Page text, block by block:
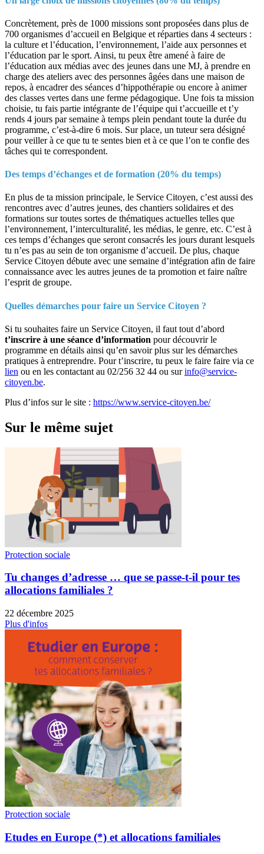
Concrètement, près de 1000 missions sont proposées dans plus de
700 organismes d’accueil en Belgique et réparties dans 4 secteurs :
la culture et l’éducation, l’environnement, l’aide aux personnes et
l’éducation par le sport. Ainsi, tu peux être amené à faire de
l’éducation aux médias avec des jeunes dans une MJ, à prendre en
charge des ateliers avec des personnes âgées dans une maison de
repos, à encadrer des séances d’hippothérapie ou encore à animer
des classes vertes dans une ferme pédagogique. Une fois ta mission
choisie, tu fais partie intégrante de l’équipe qui t’accueille et t’y
rends 4 jours par semaine à temps plein pendant toute la durée du
programme, c’est-à-dire 6 mois. Sur place, un tuteur sera désigné
pour veiller à ce que tu te sentes bien et à ce que l’on te confie des
tâches qui te correspondent.
Des temps d’échanges et de formation (20% du temps)
En plus de ta mission principale, le Service Citoyen, c’est aussi des
rencontres avec d’autres jeunes, des chantiers solidaires et des
formations sur toutes sortes de thématiques actuelles telles que
l’environnement, l’interculturalité, les médias, le genre, etc. C’est à
ces temps d’échanges que seront consacrés les jours durant lesquels
tu n’es pas au sein de ton organisme d’accueil. De plus, chaque
Service Citoyen débute avec une semaine d’intégration afin de faire
connaissance avec les autres jeunes de ta promotion et faire naître
l’esprit de groupe.
Quelles démarches pour faire un Service Citoyen ?
Si tu souhaites faire un Service Citoyen, il faut tout d’abord
t’inscrire à une séance d’information pour découvrir le
programme en détails ainsi qu’en savoir plus sur les démarches
pratiques à entreprendre. Pour t’inscrire, tu peux le faire faire via ce
lien ou en les contactant au 02/256 32 44 ou surinfo@service-
citoyen.be.
Plus d’infos sur le site : https://www.service-citoyen.be/
Sur le même sujet
Protection sociale
Tu changes d’adresse … que se passe-t-il pour tes
allocations familiales ?
22 décembre 2025
Plus d'infos
Protection sociale
Etudes en Europe (*) et allocations familiales